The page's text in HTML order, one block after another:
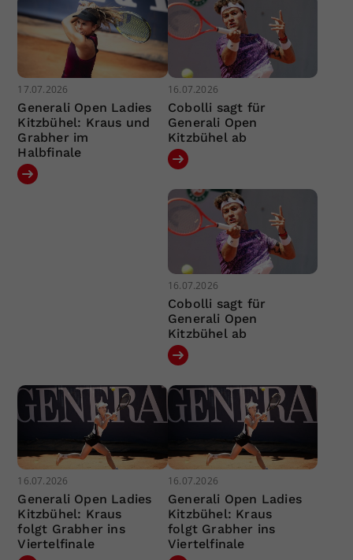
17.07.2026
Generali Open Ladies
Kitzbühel: Kraus und
Grabher im
Halbfinale
16.07.2026
Cobolli sagt für
Generali Open
Kitzbühel ab
16.07.2026
Cobolli sagt für
Generali Open
Kitzbühel ab
16.07.2026
Generali Open Ladies
Kitzbühel: Kraus
folgt Grabher ins
Viertelfinale
16.07.2026
Generali Open Ladies
Kitzbühel: Kraus
folgt Grabher ins
Viertelfinale